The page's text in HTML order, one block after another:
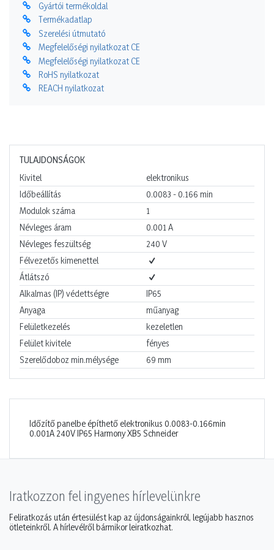
Gyártói termékoldal
Termékadatlap
Szerelési útmutató
Megfelelőségi nyilatkozat CE
Megfelelőségi nyilatkozat CE
RoHS nyilatkozat
REACH nyilatkozat
TULAJDONSÁGOK
Kivitel
elektronikus
Időbeállítás
0.0083 - 0.166 min
Modulok száma
1
Névleges áram
0.001 A
Névleges feszültség
240 V
Félvezetős kimenettel
Átlátszó
Alkalmas (IP) védettségre
IP65
Anyaga
műanyag
Felületkezelés
kezeletlen
Felület kivitele
fényes
Szerelődoboz min.mélysége
69 mm
Időzítő panelbe építhető elektronikus 0.0083-0.166min
0.001A 240V IP65 Harmony XB5 Schneider
Iratkozzon fel ingyenes hírlevelünkre
Feliratkozás után értesülést kap az újdonságainkról, legújabb hasznos
ötleteinkről. A hírlevélről bármikor leiratkozhat.